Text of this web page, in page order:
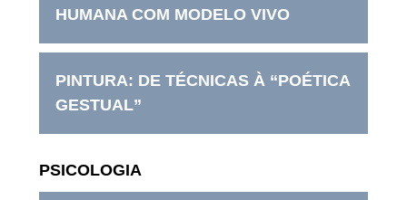
HUMANA COM MODELO VIVO
PINTURA: DE TÉCNICAS À “POÉTICA
GESTUAL”
PSICOLOGIA